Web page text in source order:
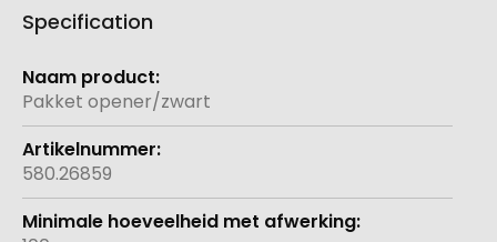
Specification
Meer
informatie
Pakket opener/zwart
580.26859